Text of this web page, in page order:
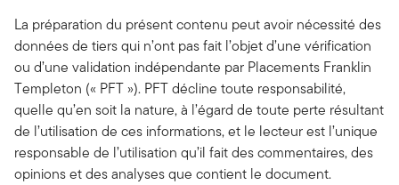
La préparation du présent contenu peut avoir nécessité des
données de tiers qui n’ont pas fait l’objet d’une vérification
ou d’une validation indépendante par Placements Franklin
Templeton (« PFT »). PFT décline toute responsabilité,
quelle qu’en soit la nature, à l’égard de toute perte résultant
de l’utilisation de ces informations, et le lecteur est l’unique
responsable de l’utilisation qu’il fait des commentaires, des
opinions et des analyses que contient le document.